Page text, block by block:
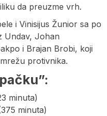
da preuzme vrh.
i Vinisijus Žunior sa po
Undav, Johan
i Brajan Brobi, koji
protivnika.
minuta)
minuta)